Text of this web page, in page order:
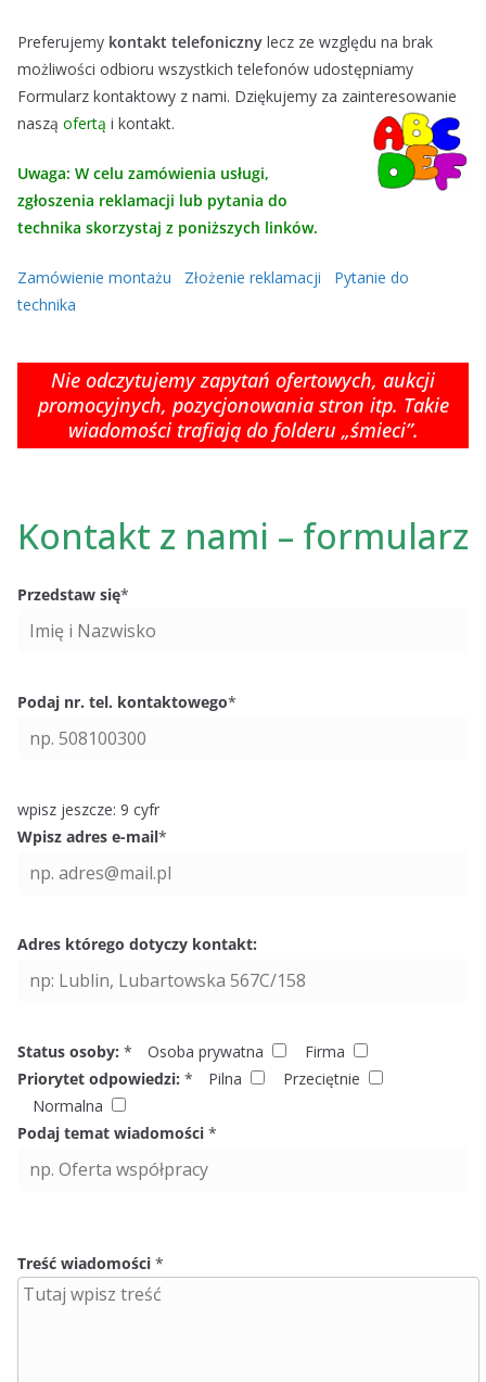
Preferujemy kontakt telefoniczny lecz ze względu na brak
możliwości odbioru wszystkich telefonów udostępniamy
Formularz kontaktowy z nami. Dziękujemy za zainteresowanie
naszą ofertą i kontakt.
Uwaga: W celu zamówienia usługi,
zgłoszenia reklamacji lub pytania do
technika skorzystaj z poniższych linków.
Zamówienie montażu Złożenie reklamacji
Pytanie do
technika
Nie odczytujemy zapytań ofertowych, aukcji
promocyjnych, pozycjonowania stron itp. Takie
wiadomości trafiają do folderu „śmieci”.
Kontakt z nami – formularz
Przedstaw się*
Podaj nr. tel. kontaktowego*
wpisz jeszcze: 9 cyfr
Wpisz adres e-mail*
Adres którego dotyczy kontakt:
Status osoby: * Osoba prywatna
Firma
Priorytet odpowiedzi: * Pilna
Przeciętnie
Normalna
Podaj temat wiadomości *
Treść wiadomości *